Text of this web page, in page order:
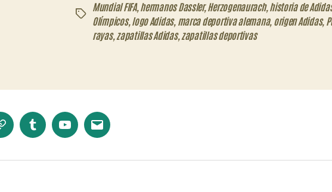
Etiquetas
Mundial FIFA, hermanos Dassler,Herzogenaurach, historia de
Olímpicos, logo Adidas, marca deportiva alemana, origen Adidas,
rayas, zapatillas Adidas, zapatillas deportivas
TelegramTumblr YouTubeCorreo